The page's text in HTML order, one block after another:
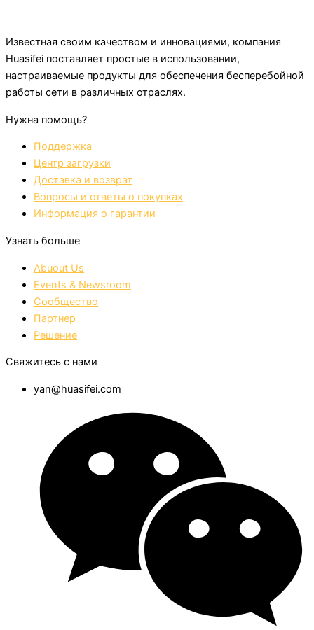
Известная своим качеством и инновациями, компания
Huasifei поставляет простые в использовании,
настраиваемые продукты для обеспечения бесперебойной
работы сети в различных отраслях.
Нужна помощь?
Поддержка
Центр загрузки
Доставка и возврат
Вопросы и ответы о покупках
Информация о гарантии
Узнать больше
Abuout Us
Events & Newsroom
Сообщество
Партнер
Решение
Свяжитесь с нами
yan@huasifei.com